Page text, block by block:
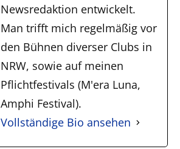
Newsredaktion entwickelt.
Man trifft mich regelmäßig vor
den Bühnen diverser Clubs in
NRW, sowie auf meinen
Pflichtfestivals (M'era Luna,
Amphi Festival).
Vollständige Bio ansehen